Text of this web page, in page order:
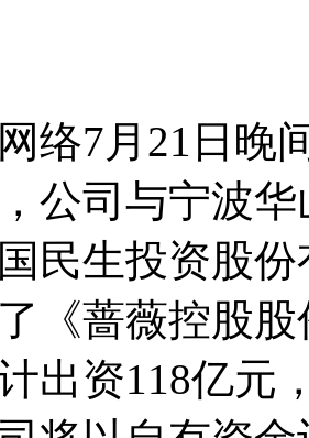
7月21日晚间
公司与宁波
民生投资股
《蔷薇控股
出资118亿元